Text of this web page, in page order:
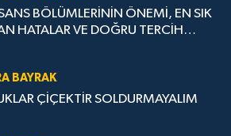
BÖLÜMLERİNİN ÖNEMİ, EN SIK
HATALAR VE DOĞRU TERCİH
BAYRAK
ÇİÇEKTİR SOLDURMAYALIM